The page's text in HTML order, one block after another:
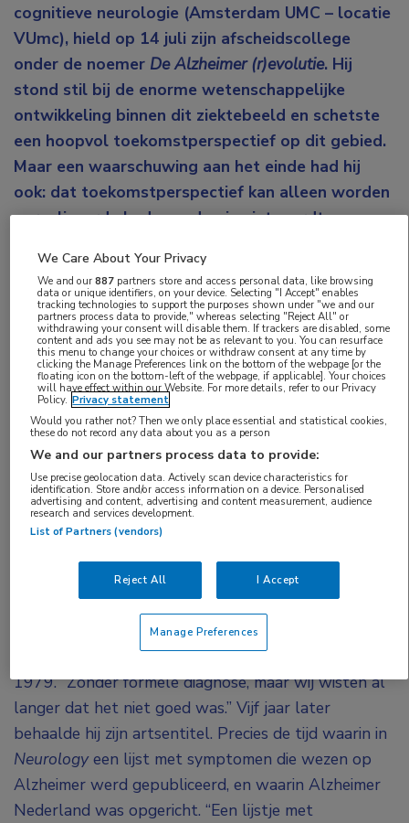
cognitieve neurologie (Amsterdam UMC – locatie
VUmc), hield op 14 juli zijn afscheidscollege
onder de noemer De Alzheimer (r)evolutie. Hij
stond stil bij de enorme wetenschappelijke
ontwikkeling binnen dit ziektebeeld en schetste
een hoopvol toekomstperspectief op dit gebied.
Maar een waarschuwing aan het einde had hij
ook: dat toekomstperspectief kan alleen worden
gerealiseerd als de academie niet wordt
het gebeuren.
Het afscheidssymposium van Scheltens was een reis
door de tijd over de ziekte van Alzheimer. Een reis
die niet begon bij zijn aantreden in het academische
veld of zijn hoogleraarschap, maar in 1906. Op 3
november van dat jaar hield de Duitse
neuropatholoog en psychiater Alois Alzheimer een
lezing waarin hij op basis van autopsie van een
vrouw de aantasting van de cerebrale hersenschors
beschreef die de ziekte verklaarde die zijn naam zou
gaan dragen. “Niemand stelde vragen”, vertelde
Scheltens, “er was geen interesse in zijn ontdekking.
Nu leiden 54 miljoen mensen aan de ziekte die hij
Een van die mensen was Scheltens’ grootvader, in
1979. “Zonder formele diagnose, maar wij wisten al
langer dat het niet goed was.” Vijf jaar later
behaalde hij zijn artsentitel. Precies de tijd waarin in
Neurologyeen lijst met symptomen die wezen op
Alzheimer werd gepubliceerd, en waarin Alzheimer
Nederland was opgericht. “Een lijstje met
We Care About Your Privacy
We and our887 partners store and access personal data, like browsing
data or unique identifiers, on your device. Selecting "I Accept" enables
tracking technologies to support the purposes shown under "we and our
partners process data to provide," whereas selecting "Reject All" or
withdrawing your consent will disable them. If trackers are disabled, some
content and ads you see may not be as relevant to you. You can resurface
this menu to change your choices or withdraw consent at any time by
clicking the Manage Preferences link on the bottom of the webpage [or the
floating icon on the bottom-left of the webpage, if applicable]. Your choices
will have effect within our Website. For more details, refer to our Privacy
Policy. Privacy statement
Would you rather not? Then we only place essential and statistical cookies,
these do not record any data about you as a person
We and our partners process data to provide:
Use precise geolocation data. Actively scan device characteristics for
identification. Store and/or access information on a device. Personalised
advertising and content, advertising and content measurement, audience
research and services development.
List of Partners (vendors)
Reject All I Accept
Manage Preferences